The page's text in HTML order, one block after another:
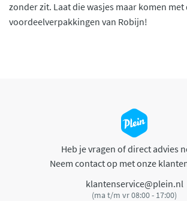
zonder zit. Laat die wasjes maar komen met
voordeelverpakkingen van Robijn!
Heb je vragen of direct advies
Neem contact op met onze
klantenservice@plein.nl
(ma t/m vr 08:00 - 17:00)